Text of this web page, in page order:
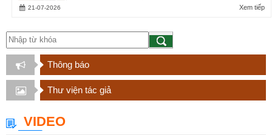
Xem tiếp
21-07-2026
Thông báo
Thư viện tác giả
VIDEO